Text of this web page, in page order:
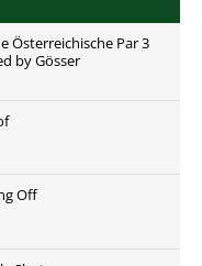
Österreichische Par 3
by Gösser
Off